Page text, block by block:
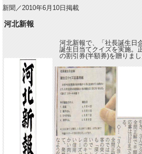
新聞／2010年6月10日掲載
河北新報
河北新報で、「社長誕生日
誕生日当てクイズを実施。
の割引券(半額券)を贈りま